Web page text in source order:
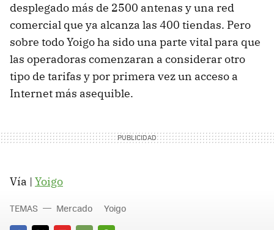
desplegado más de 2500 antenas y una red
comercial que ya alcanza las 400 tiendas. Pero
sobre todo Yoigo ha sido una parte vital para que
las operadoras comenzaran a considerar otro
tipo de tarifas y por primera vez un acceso a
Internet más asequible.
Vía | Yoigo
TEMAS Mercado Yoigo